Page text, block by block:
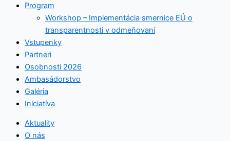
Program
Workshop – Implementácia smernice EÚ o
transparentnosti v odmeňovaní
Vstupenky
Partneri
Osobnosti 2026
Ambasádorstvo
Galéria
Iniciatíva
Aktuality
O nás